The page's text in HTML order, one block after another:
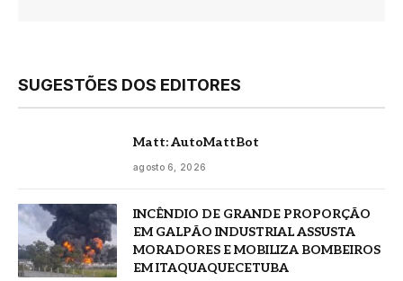
SUGESTÕES DOS EDITORES
Matt: AutoMattBot
agosto 6, 2026
INCÊNDIO DE GRANDE PROPORÇÃO
EM GALPÃO INDUSTRIAL ASSUSTA
MORADORES E MOBILIZA BOMBEIROS
EM ITAQUAQUECETUBA